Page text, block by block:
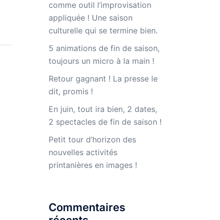
comme outil l’improvisation
appliquée ! Une saison
culturelle qui se termine bien.
5 animations de fin de saison,
toujours un micro à la main !
Retour gagnant ! La presse le
dit, promis !
En juin, tout ira bien, 2 dates,
2 spectacles de fin de saison !
Petit tour d’horizon des
nouvelles activités
printanières en images !
Commentaires